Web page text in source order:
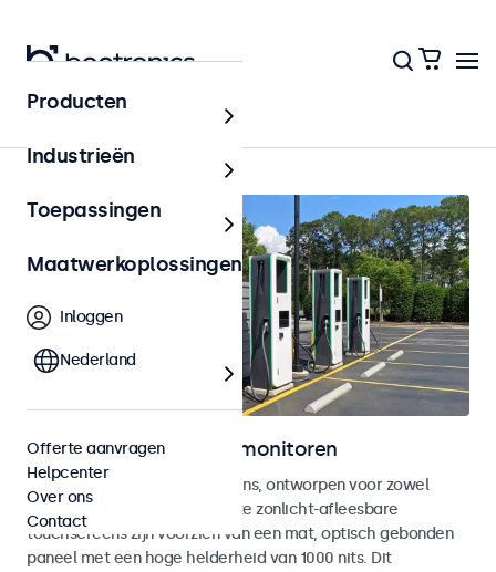
Home
Outdoor touchscreen monitoren
Weersbestendige touchscreens, ontworpen voor zowel
binnen- als buitengebruik. Deze zonlicht-afleesbare
touchscreens zijn voorzien van een mat, optisch gebonden
paneel met een hoge helderheid van 1000 nits. Dit
Producten
Industrieën
Toepassingen
Maatwerkoplossingen
Inloggen
Nederland
Offerte aanvragen
Helpcenter
Over ons
Contact